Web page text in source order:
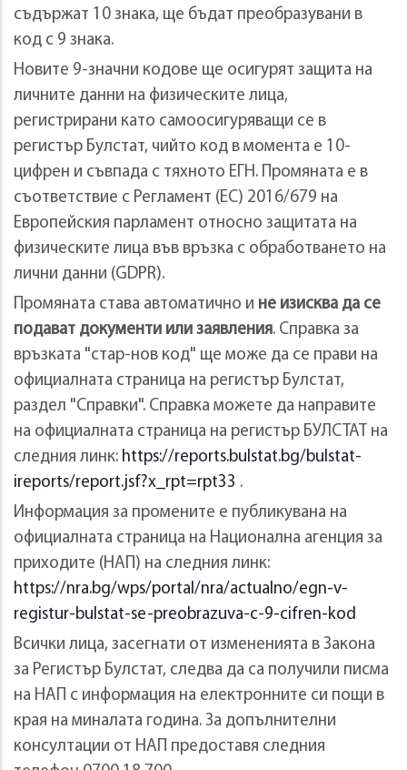
съдържат 10 знака, ще бъдат преобразувани в
код с 9 знака.
Новите 9-значни кодове ще осигурят защита на
личните данни на физическите лица,
регистрирани като самоосигуряващи се в
регистър Булстат, чийто код в момента е 10-
цифрен и съвпада с тяхното ЕГН. Промяната е в
съответствие с Регламент (ЕС) 2016/679 на
Европейския парламент относно защитата на
физическите лица във връзка с обработването на
лични данни (GDPR).
Промяната става автоматично и не изисква да се
подават документи или заявления. Справка за
връзката "стар-нов код" ще може да се прави на
официалната страница на регистър Булстат,
раздел "Справки". Справка можете да направите
на официалната страница на регистър БУЛСТАТ на
следния линк: https://reports.bulstat.bg/bulstat-
ireports/report.jsf?x_rpt=rpt33 .
Информация за промените е публикувана на
официалната страница на Национална агенция за
приходите (НАП) на следния линк:
https://nra.bg/wps/portal/nra/actualno/egn-v-
registur-bulstat-se-preobrazuva-c-9-cifren-kod
Всички лица, засегнати от измененията в Закона
за Регистър Булстат, следва да са получили писма
на НАП с информация на електронните си пощи в
края на миналата година. За допълнителни
консултации от НАП предоставя следния